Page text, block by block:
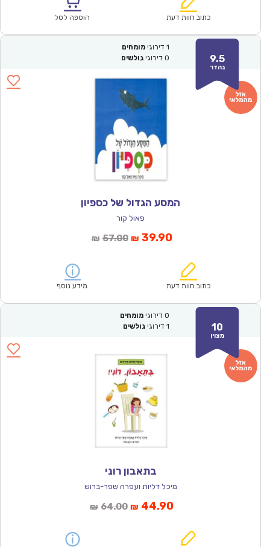
₪57.00.
כתוב חוות דעת הוספה לסל
9.5
נהדר
1 דירוגי מומחים
0 דירוגי גולשים
המסע הגדול של כספיון
פאול קור
₪ 57.00המחיר
₪57.00.
₪ 39.90המחיר
הוא:
כתוב חוות דעת מידע נוסף
10
מצוין
0 דירוגי מומחים
1 דירוגי גולשים
בתאבון רוני
מיכל דליות ועפרה שפר-ברוש
₪ 64.00המחיר
₪ 44.90המחיר
הוא: